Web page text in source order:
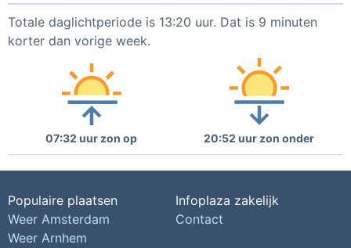
Totale daglichtperiode is 13:20 uur. Dat is 9 minuten
korter dan vorige week.
07:32 uur zon op 20:52 uur zon onder
Populaire plaatsen
Weer Amsterdam
Weer Arnhem
Infoplaza zakelijk
Contact